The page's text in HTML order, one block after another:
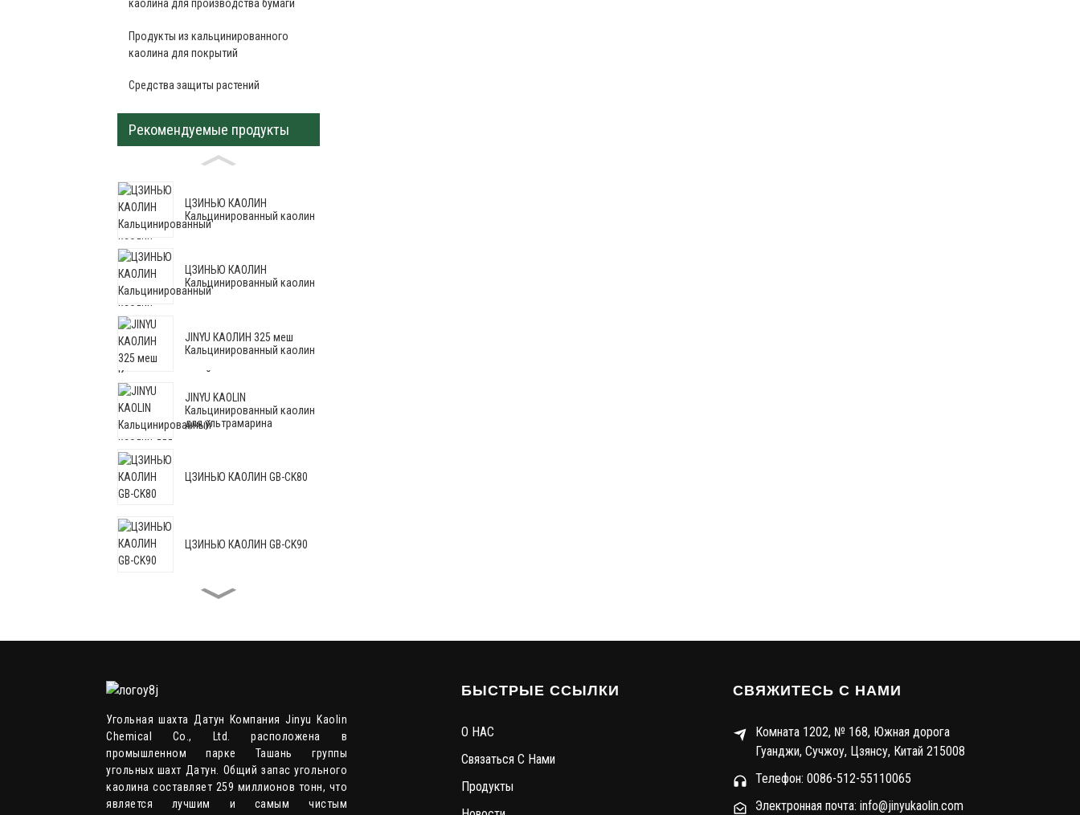
каолина для производства бумаги
Продукты из кальцинированного
каолина для покрытий
Средства защиты растений
Рекомендуемые продукты
ЦЗИНЬЮ КАОЛИН
Кальцинированный каолин
ЦЗИНЬЮ КАОЛИН
Кальцинированный каолин
JINYU КАОЛИН 325 меш
Кальцинированный каолин
JINYU KAOLIN
Кальцинированный каолин
для ультрамарина
ЦЗИНЬЮ КАОЛИН GB-CK80
ЦЗИНЬЮ КАОЛИН GB-CK90
ЦЗИНЬЮ КАОЛИН GB-HRM98
ЦЗИНЬЮ КАОЛИН GB-CKP107
Угольная шахта Датун Компания Jinyu Kaolin
Chemical Co., Ltd. расположена в
промышленном парке Ташань группы
угольных шахт Датун. Общий запас угольного
каолина составляет 259 миллионов тонн, что
является лучшим и самым чистым
БЫСТРЫЕ ССЫЛКИ
О НАС
Связаться С Нами
Продукты
СВЯЖИТЕСЬ С НАМИ
Комната 1202, № 168, Южная дорога
Гуанджи, Сучжоу, Цзянсу, Китай 215008
Телефон: 0086-512-55110065
Электронная почта: info@jinyukaolin.com